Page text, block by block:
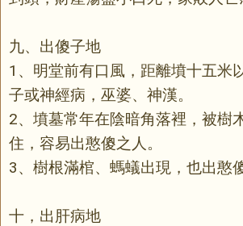
九、出傻子地
1、明堂前有口風，距離墳十五米
子或神經病，巫婆、神漢。
2、墳墓常年在陰暗角落裡，被樹
住，容易出憨傻之人。
3、樹根滿棺、螞蟻出現，也出憨
十，出肝病地